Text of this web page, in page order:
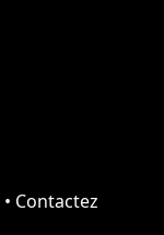
• Contactez